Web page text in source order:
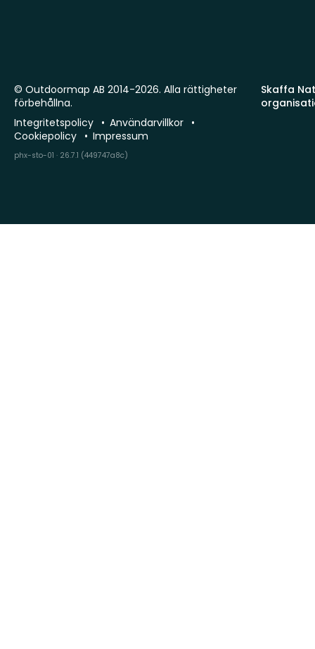
Skaffa
© Outdoormap AB 2014-2026. Alla rättigheter
förbehållna.
Integritetspolicy
Användarvillkor
Cookiepolicy
Impressum
phx-sto-01 · 26.7.1 (449747a8c)